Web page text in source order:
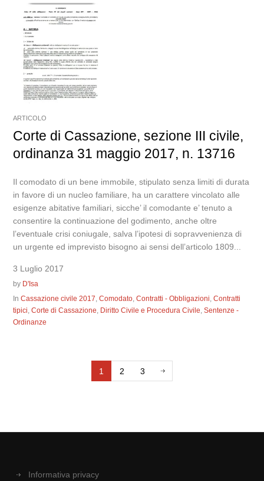
ARTICOLO
Corte di Cassazione, sezione III civile,
ordinanza 31 maggio 2017, n. 13716
Il comodato di un bene immobile, stipulato senza limiti di durata
in favore di un nucleo familiare, ha un carattere vincolato alle
esigenze abitative familiari, sicche’ il comodante e’ tenuto a
consentire la continuazione del godimento, anche oltre
l’eventuale crisi coniugale, salva l’ipotesi di sopravvenienza di
un urgente ed imprevisto bisogno ai sensi dell’articolo 1809...
3 Luglio 2017
by D'Isa
InCassazione civile 2017 ,Comodato ,Contratti - Obbligazioni ,Contratti
tipici ,Corte di Cassazione Diritto Civile e Procedura Civile ,Sentenze -
Ordinanze
1 2 3
Informativa privacy